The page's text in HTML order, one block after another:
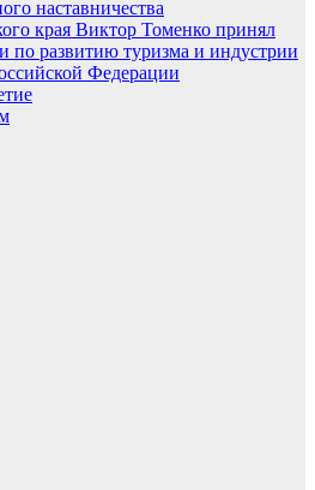
наставничества
края Виктор Томенко принял
по развитию туризма и индустрии
Федерации